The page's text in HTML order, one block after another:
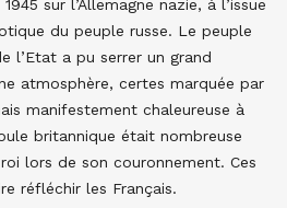
sur l’Allemagne nazie, à l’issue
du peuple russe. Le peuple
l’Etat a pu serrer un grand
atmosphère, certes marquée par
manifestement chaleureuse à
britannique était nombreuse
lors de son couronnement. Ces
réfléchir les Français.